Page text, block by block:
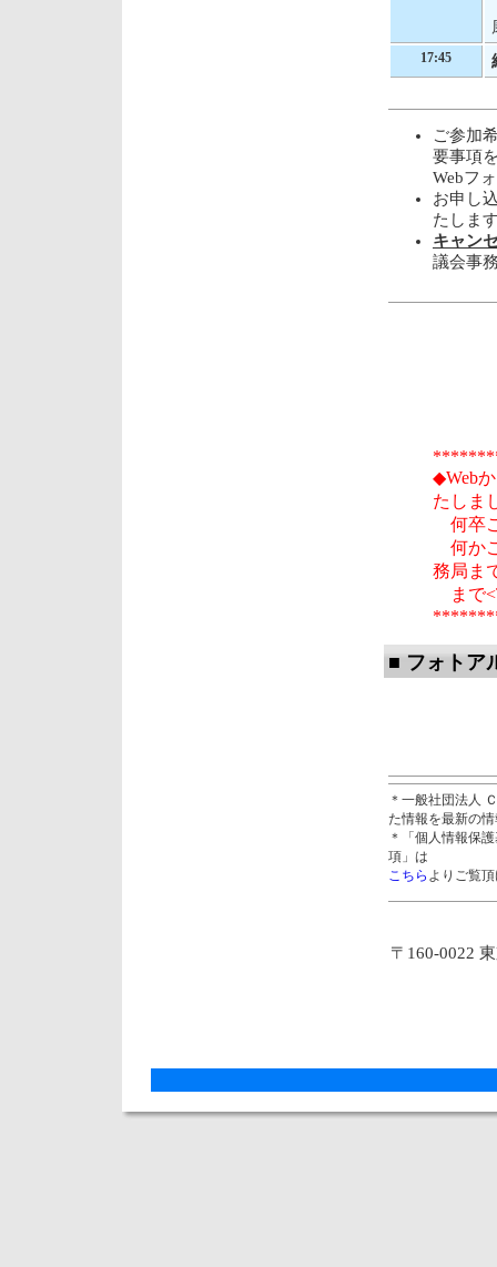
17:45
ご参加
要事項
Webフ
お申し
たしま
キャン
議会事
◆Web
たしま
何卒
何か
務局ま
まで
■ フォトア
＊一般社団法人
た情報を最新の
＊「個人情報保
項」は
こちら よりご覧
〒160-0022